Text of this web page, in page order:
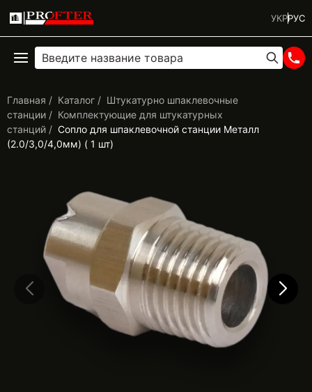
УКРРУС
Главная Каталог
Штукатурно шпаклевочные
станции
Комплектующие для штукатурных
станций
Сопло для шпаклевочной станции Металл
(2.0/3,0/4,0мм) ( 1 шт)